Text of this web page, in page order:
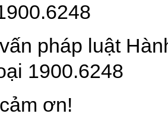
pháp luật
1900.6248
ơn!